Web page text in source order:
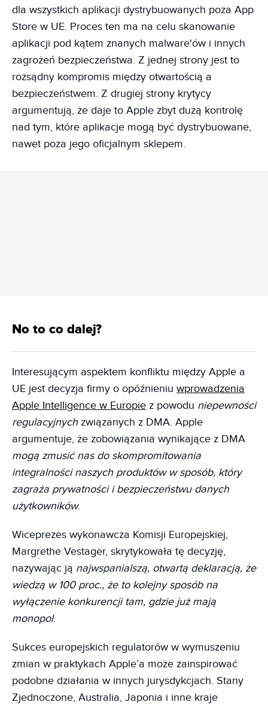
dla wszystkich aplikacji dystrybuowanych poza App
Store w UE. Proces ten ma na celu skanowanie
aplikacji pod kątem znanych malware'ów i innych
zagrożeń bezpieczeństwa. Z jednej strony jest to
rozsądny kompromis między otwartością a
bezpieczeństwem. Z drugiej strony krytycy
argumentują, że daje to Apple zbyt dużą kontrolę
nad tym, które aplikacje mogą być dystrybuowane,
nawet poza jego oficjalnym sklepem.
No to co dalej?
Interesującym aspektem konfliktu między Apple a
UE jest decyzja firmy o opóźnieniu wprowadzenia
Apple Intelligence w Europie z powodu niepewności
regulacyjnychzwiązanych z DMA. Apple
argumentuje, że zobowiązania wynikające z DMA
mogą zmusić nas do skompromitowania
integralności naszych produktów w sposób, który
zagraża prywatności i bezpieczeństwu danych
użytkowników.
Wiceprezes wykonawcza Komisji Europejskiej,
Margrethe Vestager, skrytykowała tę decyzję,
nazywając ją najwspanialszą, otwartą deklaracją, że
wiedzą w 100 proc., że to kolejny sposób na
wyłączenie konkurencji tam, gdzie już mają
monopol.
Sukces europejskich regulatorów w wymuszeniu
zmian w praktykach Apple’a może zainspirować
podobne działania w innych jurysdykcjach. Stany
Zjednoczone, Australia, Japonia i inne kraje